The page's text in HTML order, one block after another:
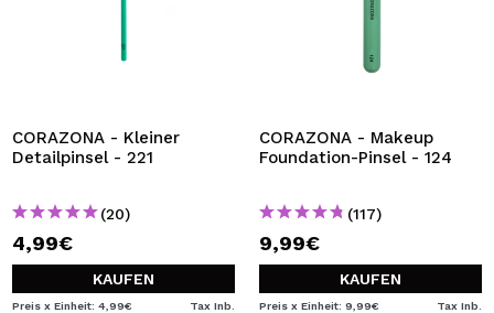
CORAZONA - Kleiner
Detailpinsel - 221
(20)
4,99€
KAUFEN
Preis x Einheit: 4,99€ Tax Inb.
CORAZONA - Makeup
Foundation-Pinsel - 124
(117)
9,99€
KAUFEN
Preis x Einheit: 9,99€ Tax Inb.